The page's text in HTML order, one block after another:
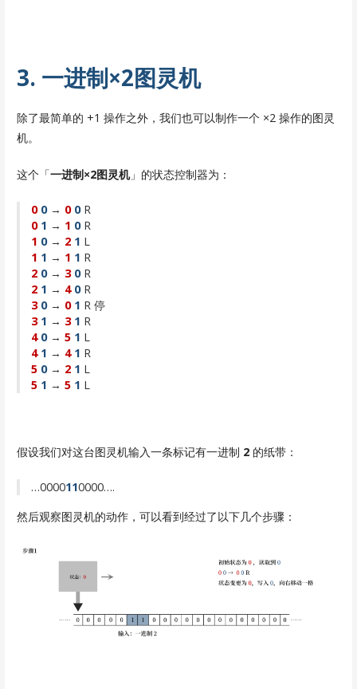
3. 一进制×2图灵机
除了最简单的 +1 操作之外，我们也可以制作一个 ×2 操作的图灵
机。
这个「一进制×2图灵机」的状态控制器为：
0 0→ 0 0R
0 1 → 1 0R
1 0→ 2 1 L
1 1 → 1 1 R
2 0→ 3 0R
2 1 → 4 0R
3 0→ 0 1 R 停
3 1 → 3 1 R
4 0→ 5 1 L
4 1 → 4 1 R
5 0→ 2 1 L
5 1 → 5 1 L
假设我们对这台图灵机输入一条标记有一进制 2的纸带：
…0000110000….
然后观察图灵机的动作，可以看到经过了以下几个步骤：